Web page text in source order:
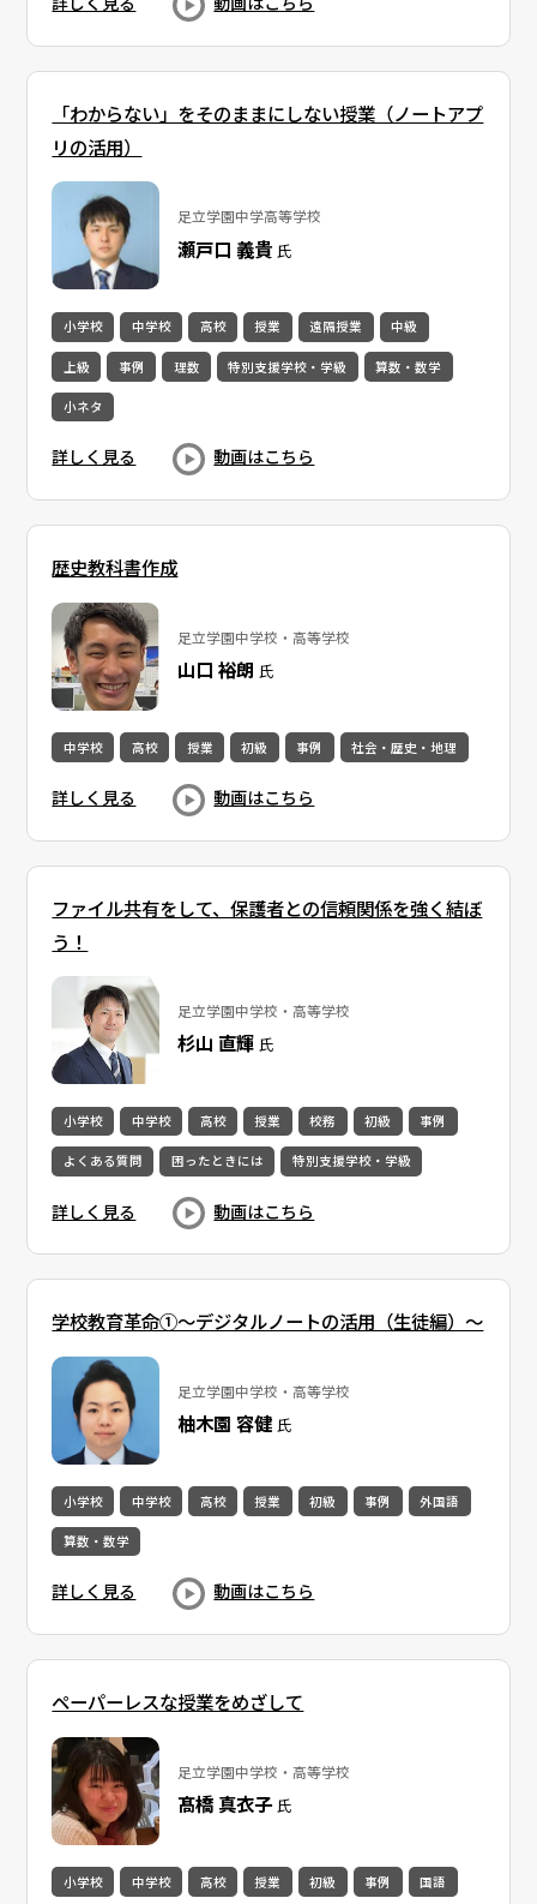
「わからない」をそのままにしない授業（ノートアプ
リの活用）
足立学園中学高等学校
瀬戸口 義貴 氏
小学校 中学校 高校 授業 遠隔授業 中級
上級 事例 理数 特別支援学校・学級 算数・数学
小ネタ
詳しく見る 動画はこちら
歴史教科書作成
足立学園中学校・高等学校
山口 裕朗 氏
中学校 高校 授業 初級 事例 社会・歴史・地理
詳しく見る 動画はこちら
ファイル共有をして、保護者との信頼関係を強く結ぼ
う！
足立学園中学校・高等学校
杉山 直輝 氏
小学校 中学校 高校 授業 校務 初級 事例
よくある質問 困ったときには 特別支援学校・学級
詳しく見る 動画はこちら
学校教育革命①～デジタルノートの活用（生徒編）～
足立学園中学校・高等学校
柚木園 容健 氏
小学校 中学校 高校 授業 初級 事例 外国語
算数・数学
詳しく見る 動画はこちら
ペーパーレスな授業をめざして
足立学園中学校・高等学校
髙橋 真衣子 氏
小学校 中学校 高校 授業 初級 事例 国語